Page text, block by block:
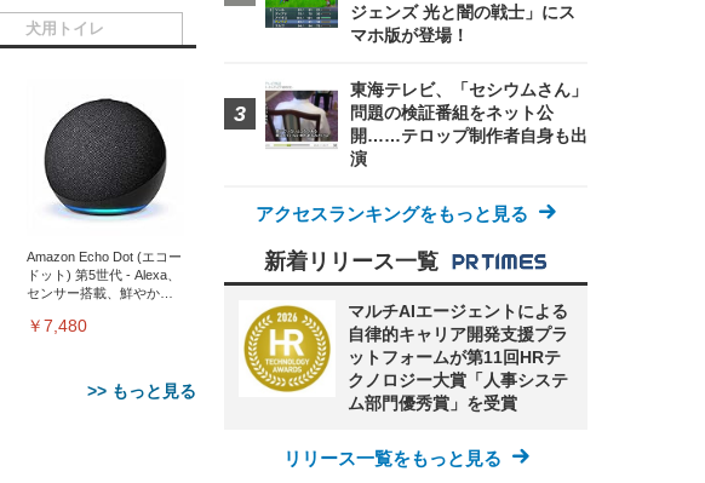
Amazon Echo Dot (エコー
ドット) 第5世代 - Alexa、
センサー搭載、鮮やかな
￥7,480
>> もっと見る
犬用トイレ
ジェンズ 光と闇の戦士」にス
マホ版が登場！
東海テレビ、「セシウムさん」
問題の検証番組をネット公
開……テロップ制作者自身も出
演
アクセスランキングをもっと見る
新着リリース一覧
マルチAIエージェントによる
自律的キャリア開発支援プラ
ットフォームが第11回HRテ
クノロジー大賞「人事システ
ム部門優秀賞」を受賞
リリース一覧をもっと見る